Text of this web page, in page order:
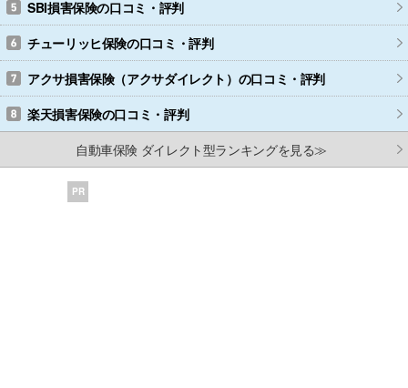
SBI損害保険の口コミ・評判
チューリッヒ保険の口コミ・評判
アクサ損害保険（アクサダイレクト） の口コミ・評判
楽天損害保険の口コミ・評判
自動車保険 ダイレクト型ランキングを見る≫
PR